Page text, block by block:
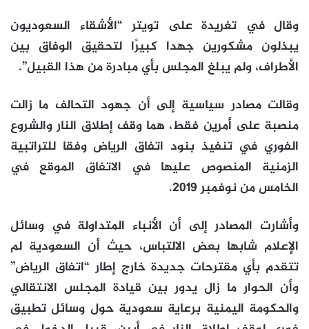
وقال في تغريدة على تويتر “الأشقاء السعوديون
يبذلون مشكورين جهدا كبيرًا لتحقيق الوفاق بين
الأطراف، ولم يبلغ المجلس بأي مبادرة من هذا القبيل”.
وقالت مصادر سياسية إلى أن جهود التحالف ما زالت
منصبة على أمرين فقط، هما وقف إطلاق النار والشروع
الفوري في تنفيذ بنود اتفاق الرياض وفقا للتراتبية
الزمنية المنصوص عليها في الاتفاق الموقع في
الخامس من نوفمبر 2019.
وأشارت المصادر إلى أن الأنباء المتداولة في وسائل
الإعلام شابها بعض الالتباس، حيث أن السعودية لم
تتقدم بأي مقترحات جديدة خارج إطار “اتفاق الرياض”
وأن الحوار ما زال يدور بين قيادة المجلس الانتقالي
والحكومة اليمنية برعاية سعودية حول وسائل تطبيق